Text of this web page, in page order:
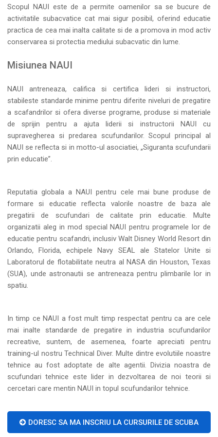
Scopul NAUI este de a permite oamenilor sa se bucure de
activitatile subacvatice cat mai sigur posibil, oferind educatie
practica de cea mai inalta calitate si de a promova in mod activ
conservarea si protectia mediului subacvatic din lume.
Misiunea NAUI
NAUI antreneaza, califica si certifica lideri si instructori,
stabileste standarde minime pentru diferite niveluri de pregatire
a scafandrilor si ofera diverse programe, produse si materiale
de sprijin pentru a ajuta liderii si instructorii NAUI cu
supravegherea si predarea scufundarilor. Scopul principal al
NAUI se reflecta si in motto-ul asociatiei, „Siguranta scufundarii
prin educatie”.
Reputatia globala a NAUI pentru cele mai bune produse de
formare si educatie reflecta valorile noastre de baza ale
pregatirii de scufundari de calitate prin educatie. Multe
organizatii aleg in mod special NAUI pentru programele lor de
educatie pentru scafandri, inclusiv Walt Disney World Resort din
Orlando, Florida, echipele Navy SEAL ale Statelor Unite si
Laboratorul de flotabilitate neutra al NASA din Houston, Texas
(SUA), unde astronautii se antreneaza pentru plimbarile lor in
spatiu.
In timp ce NAUI a fost mult timp respectat pentru ca are cele
mai inalte standarde de pregatire in industria scufundarilor
recreative, suntem, de asemenea, foarte apreciati pentru
training-ul nostru Technical Diver. Multe dintre evolutiile noastre
tehnice au fost adoptate de alte agentii. Divizia noastra de
scufundari tehnice este lider in dezvoltarea de noi teorii si
cercetari care mentin NAUI in topul scufundarilor tehnice.
DORESC SA MA INSCRIU LA CURSURILE DE SCUBA